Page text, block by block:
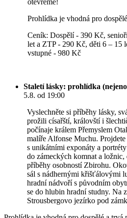
Prohlídka je vhodná pro
Ceník: Dospělí - 390 Kč,
let a ZTP - 290 Kč, děti 6 – 15
vstupné - 980 Kč
Staletí lásky: prohlídka
5.8. od 19:00
Vyslechněte si příběhy lásky,
prožili císařští, královští i
počínaje králem Přemyslem
malíře Alfonse Muchu.
s unikátními exponáty a
do zámeckých komnat a
příběhy osobností Zbirohu.
sál s nádhernými křišťálovými
hradní nádvoří s původním
se do hlubin hradní studny. Na
Strousbergovo jezírko pod